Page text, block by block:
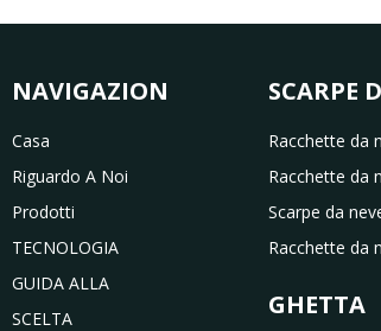
NAVIGAZIONE
Casa
Riguardo A Noi
Prodotti
TECNOLOGIA
GUIDA ALLA
SCELTA
SCARPE
Racchette da
Scarpe da
Racchette da
GHETTA